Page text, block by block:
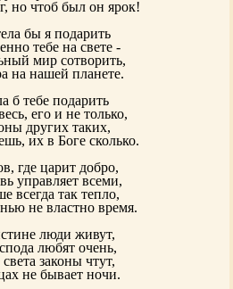
но чтоб был он ярок!
бы я подарить
тебе на свете -
мир сотворить,
на нашей планете.
б тебе подарить
его и не только,
других таких,
их в Боге сколько.
где царит добро,
управляет всеми,
всегда так тепло,
не властно время.
люди живут,
любят очень,
законы чтут,
не бывает ночи.